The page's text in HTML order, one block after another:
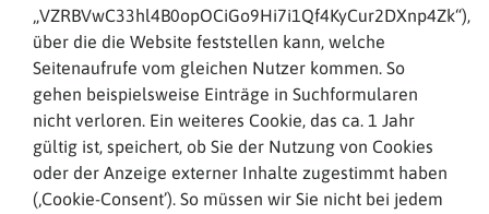
„VZRBVwC33hl4B0opOCiGo9Hi7i1Qf4KyCur2DXnp4Zk“),
über die die Website feststellen kann, welche
Seitenaufrufe vom gleichen Nutzer kommen. So
gehen beispielsweise Einträge in Suchformularen
nicht verloren. Ein weiteres Cookie, das ca. 1 Jahr
gültig ist, speichert, ob Sie der Nutzung von Cookies
oder der Anzeige externer Inhalte zugestimmt haben
(‚Cookie-Consent’). So müssen wir Sie nicht bei jedem